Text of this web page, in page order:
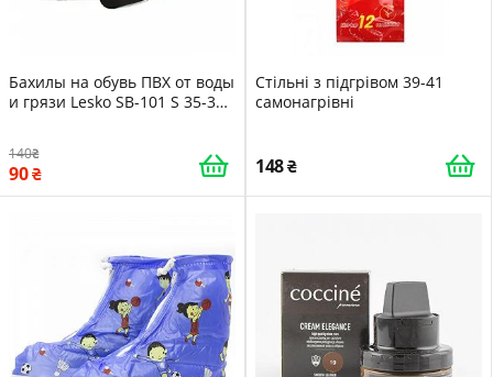
Бахилы на обувь ПВХ от воды
и грязи Lesko SB-101 S 35-36
140
90
Стільні з підгрівом 39-41
самонагрівні
148